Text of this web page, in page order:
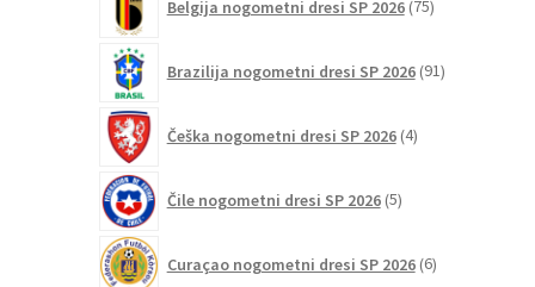
Belgija nogometni dresi SP 2026 75izdelkov
Brazilija nogometni dresi SP 2026 91izdelkov
Češka nogometni dresi SP 2026 4izdelki
Čile nogometni dresi SP 2026 5izdelkov
Curaçao nogometni dresi SP 2026 6izdelkov